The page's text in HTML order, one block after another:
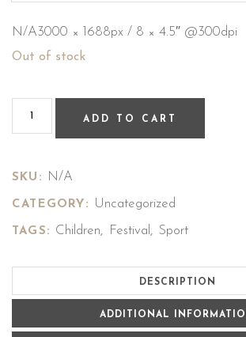
N/A3000 × 1688px / 8 × 4.5″ @300dpi
Out of stock
ADD TO CART
SKU: N/A
CATEGORY: Uncategorized
TAGS: Children, Festival , Sport
DESCRIPTION
ADDITIONAL